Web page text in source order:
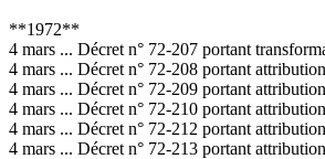
**1972**
4 mars ... Décret n° 72-207 portant
4 mars ... Décret n° 72-208 portant
4 mars ... Décret n° 72-209 portant
4 mars ... Décret n° 72-210 portant
4 mars ... Décret n° 72-212 portant
4 mars ... Décret n° 72-213 portant